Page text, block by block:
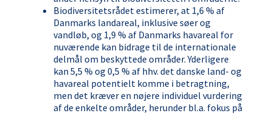
Biodiversitetsrådet estimerer, at 1,6 % af
Danmarks landareal, inklusive søer og
vandløb, og 1,9 % af Danmarks havareal for
nuværende kan bidrage til de internationale
delmål om beskyttede områder. Yderligere
kan 5,5 % og 0,5 % af hhv. det danske land- og
havareal potentielt komme i betragtning,
men det kræver en nøjere individuel vurdering
af de enkelte områder, herunder bl.a. fokus på